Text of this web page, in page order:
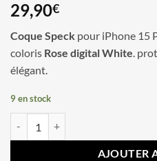
29,90€
Coque Speck pour iPhone 15
coloris Rose digital White.
élégant.
9 en stock
AJOUTER